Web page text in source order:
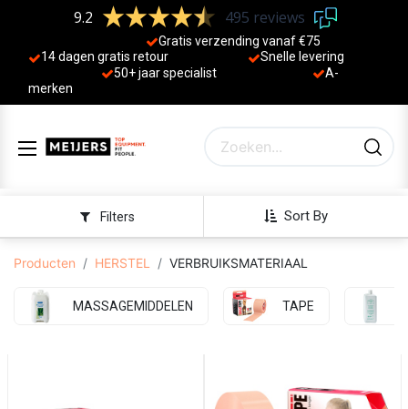
9.2 495 reviews
Gratis verzending vanaf €75
14 dagen gratis retour
Sne lle levering
50+ jaar specialist
A-
merken
Sort By
Filters
Producten HERSTEL VERBRUIKSMATERIAAL
MASSAGEMIDDELEN TAPE